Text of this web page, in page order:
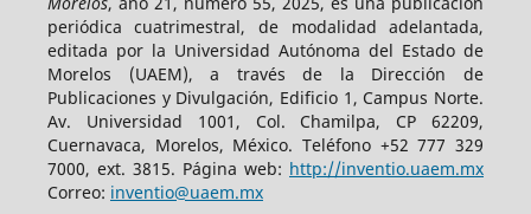
periódica cuatrimestral, de modalidad adelantada,
editada por la Universidad Autónoma del Estado de
Morelos (UAEM), a través de la Dirección de
Publicaciones y Divulgación, Edificio 1, Campus Norte.
Av. Universidad 1001, Col. Chamilpa, CP 62209,
Cuernavaca, Morelos, México. Teléfono +52 777 329
7000, ext. 3815. Página web: http://inventio.uaem.mx
Correo: inventio@uaem.mx